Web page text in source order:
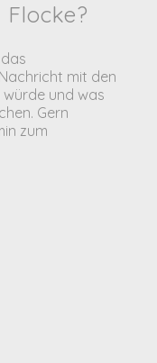
mit den
würde und was
Gern
zum